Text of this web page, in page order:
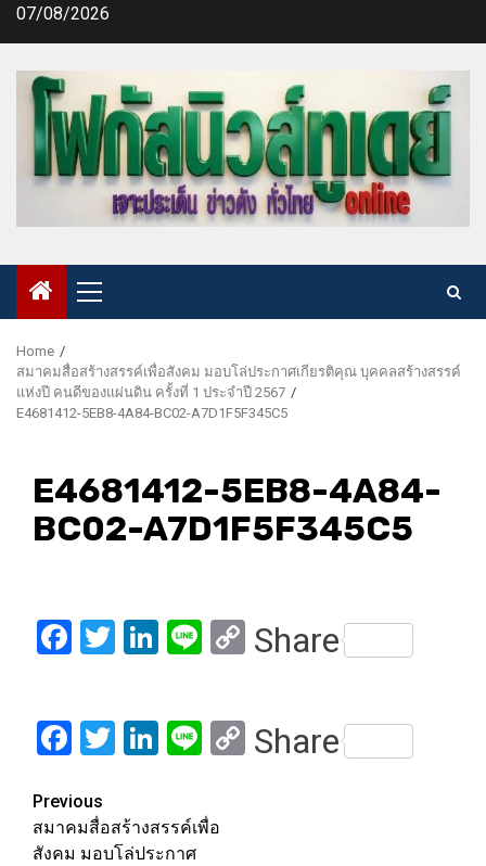
Skip07/08/2026
Primary
Menu
Home
สมาคมสื่อสร้างสรรค์เพื่อสังคม มอบโล่ประกาศเกียรติคุณ บุคคลสร้างสรรค์
แห่งปี คนดีของแผ่นดิน ครั้งที่ 1 ประจำปี 2567
E4681412-5EB8-4A84-BC02-A7D1F5F345C5
E4681412-5EB8-4A84-
BC02-A7D1F5F345C5
Facebook
Twitter
LinkedIn
LineCopy
Share
Facebook
Twitter
LinkedIn
LineCopy
Share
Post
navigation
Previous
สมาคมสื่อสร้างสรรค์เพื่อ
สังคม มอบโล่ประกาศ